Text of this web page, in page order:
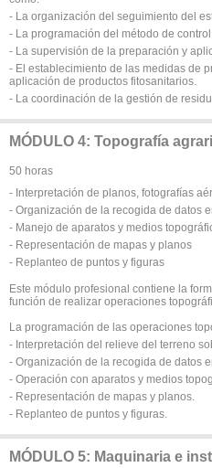
- La organización del seguimiento del
- La programación del método de
- La supervisión de la preparación y
- El establecimiento de las medidas de
aplicación de productos fitosanitarios.
- La coordinación de la gestión de
MÓDULO 4: Topografía
50 horas
- Interpretación de planos, fotografías
- Organización de la recogida de datos
- Manejo de aparatos y medios
- Representación de mapas y planos
- Replanteo de puntos y figuras
Este módulo profesional contiene la
función de realizar operaciones
La programación de las operaciones
- Interpretación del relieve del terreno
- Organización de la recogida de datos
- Operación con aparatos y medios
- Representación de mapas y planos.
- Replanteo de puntos y figuras.
MÓDULO 5: Maquinaria e